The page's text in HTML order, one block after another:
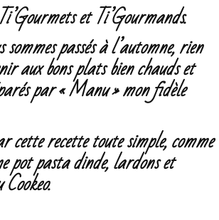
et Ti’Gourmands.
sommes passés à l’automne, rien
aux bons plats bien chauds et
par « Manu » mon fidèle
cette recette toute simple, comme
pot pasta dinde, lardons et